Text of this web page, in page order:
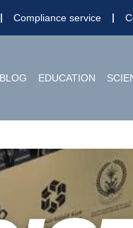
Compliance service
EDUCATION